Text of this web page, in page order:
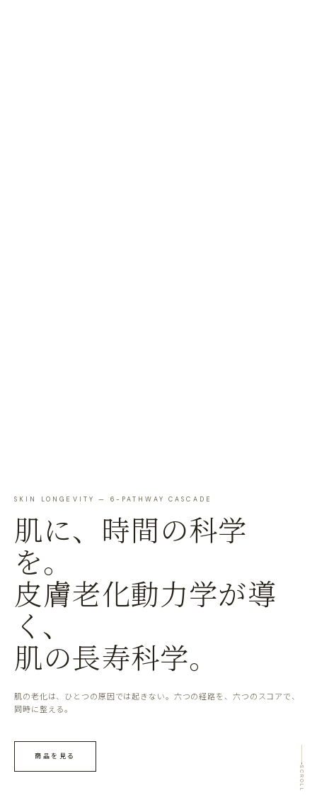
SKIN LONGEVITY — 6-PATHWAY CASCADE
肌に、時間の科学
を。
皮膚老化動力学が導
く、
肌の長寿科学。
肌の老化は、ひとつの原因では起きない。六つの経路を、六つのスコアで、
同時に整える。
商品を見る
SCROLL